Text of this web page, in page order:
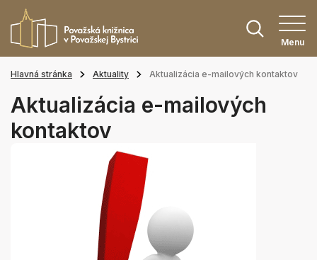
Menu
Hlavná stránka Aktuality Aktualizácia e-mailových kontaktov
Aktualizácia e-mailových
kontaktov